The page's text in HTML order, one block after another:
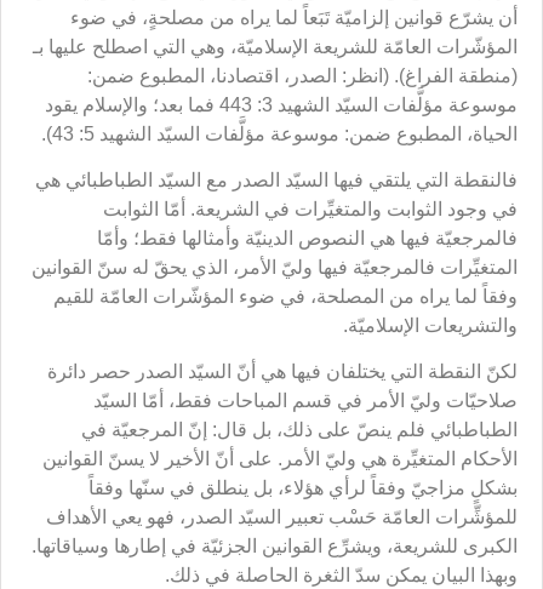
أن يشرّع قوانين إلزاميّة تَبَعاً لما يراه من مصلحةٍ، في ضوء
المؤشّرات العامّة للشريعة الإسلاميّة، وهي التي اصطلح عليها بـ
(منطقة الفراغ). (انظر: الصدر، اقتصادنا، المطبوع ضمن:
موسوعة مؤلَّفات السيّد الشهيد 3: 443 فما بعد؛ والإسلام يقود
الحياة، المطبوع ضمن: موسوعة مؤلَّفات السيّد الشهيد 5: 43).
فالنقطة التي يلتقي فيها السيّد الصدر مع السيّد الطباطبائي هي
في وجود الثوابت والمتغيِّرات في الشريعة. أمّا الثوابت
فالمرجعيّة فيها هي النصوص الدينيّة وأمثالها فقط؛ وأمّا
المتغيِّرات فالمرجعيّة فيها وليّ الأمر، الذي يحقّ له سنّ القوانين
وفقاً لما يراه من المصلحة، في ضوء المؤشّرات العامّة للقيم
والتشريعات الإسلاميّة.
لكنّ النقطة التي يختلفان فيها هي أنّ السيّد الصدر حصر دائرة
صلاحيّات وليّ الأمر في قسم المباحات فقط، أمّا السيّد
الطباطبائي فلم ينصّ على ذلك، بل قال: إنّ المرجعيّة في
الأحكام المتغيِّرة هي وليّ الأمر. على أنّ الأخير لا يسنّ القوانين
بشكلٍ مزاجيّ وفقاً لرأي هؤلاء، بل ينطلق في سنّها وفقاً
للمؤشِّرات العامّة حَسْب تعبير السيّد الصدر، فهو يعي الأهداف
الكبرى للشريعة، ويشرِّع القوانين الجزئيّة في إطارها وسياقاتها.
وبهذا البيان يمكن سدّ الثغرة الحاصلة في ذلك.